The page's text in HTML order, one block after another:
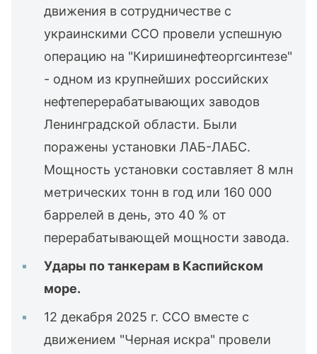
движения в сотрудничестве с
украинскими ССО провели успешную
операцию на "Киришинефтеоргсинтезе"
- одном из крупнейших российских
нефтеперерабатывающих заводов
Ленинградской области. Были
поражены установки ЛАБ-ЛАБС.
Мощность установки составляет 8 млн
метрических тонн в год или 160 000
баррелей в день, это 40 % от
перерабатывающей мощности завода.
Удары по танкерам в Каспийском
море.
12 декабря 2025 г. ССО вместе с
движением "Черная искра" провели